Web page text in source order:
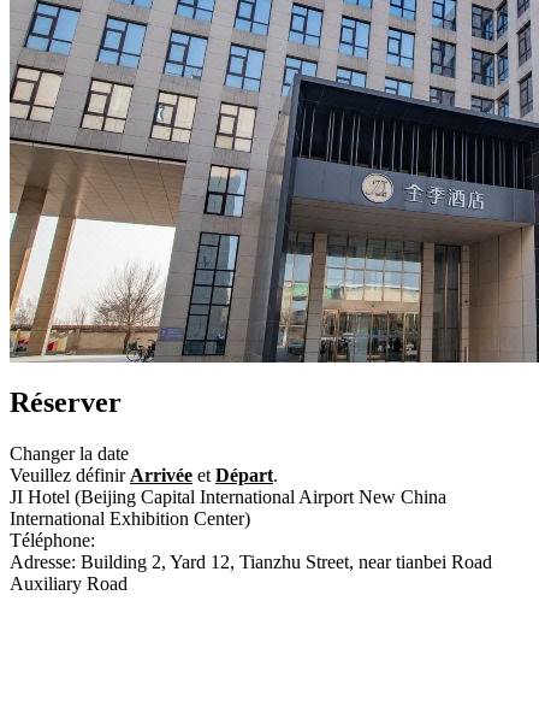
Réserver
Changer la date
Veuillez définir Arrivée et Départ.
JI Hotel (Beijing Capital International Airport New China
International Exhibition Center)
Téléphone:
Adresse: Building 2, Yard 12, Tianzhu Street, near tianbei Road
Auxiliary Road